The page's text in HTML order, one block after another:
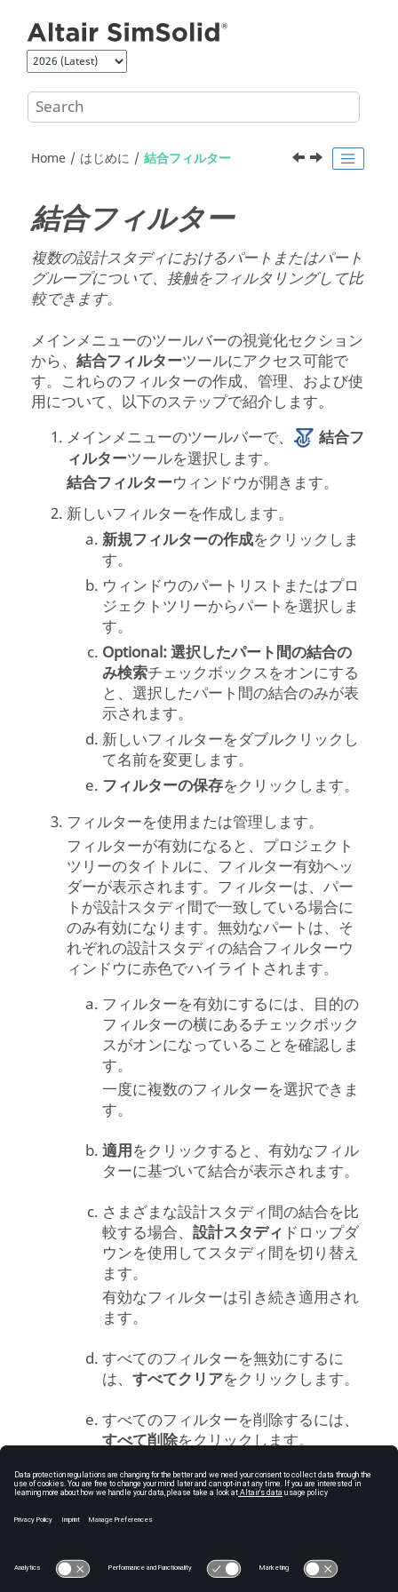
Home はじめに 結合フィルター
結合フィルター
複数の設計スタディにおけるパートまたはパート
グループについて、接触をフィルタリングして比
較できます。
メインメニューのツールバーの視覚化セクション
から、結合フィルターツールにアクセス可能で
す。これらのフィルターの作成、管理、および使
用について、以下のステップで紹介します。
メインメニューのツールバーで、
結合フ
ィルターツールを選択します。
結合フィルターウィンドウが開きます。
新しいフィルターを作成します。
新規フィルターの作成をクリックしま
す。
ウィンドウのパートリストまたはプロ
ジェクトツリーからパートを選択しま
す。
Optional:選択したパート間の結合の
み検索チェックボックスをオンにする
と、選択したパート間の結合のみが表
示されます。
新しいフィルターをダブルクリックし
て名前を変更します。
フィルターの保存をクリックします。
フィルターを使用または管理します。
フィルターが有効になると、プロジェクト
ツリーのタイトルに、フィルター有効ヘッ
ダーが表示されます。フィルターは、パー
トが設計スタディ間で一致している場合に
のみ有効になります。無効なパートは、そ
れぞれの設計スタディの結合フィルターウ
ィンドウに赤色でハイライトされます。
フィルターを有効にするには、目的の
フィルターの横にあるチェックボック
スがオンになっていることを確認しま
す。
一度に複数のフィルターを選択できま
す。
適用をクリックすると、有効なフィル
ターに基づいて結合が表示されます。
さまざまな設計スタディ間の結合を比
較する場合、設計スタディ ドロップダ
ウンを使用してスタディ間を切り替え
ます。
有効なフィルターは引き続き適用され
ます。
すべてのフィルターを無効にするに
は、すべてクリアをクリックします。
すべてのフィルターを削除するには、
すべて削除をクリックします。
閉じるをクリックします。
© 2025 Altair Engineering, Inc. All Rights Reserved.